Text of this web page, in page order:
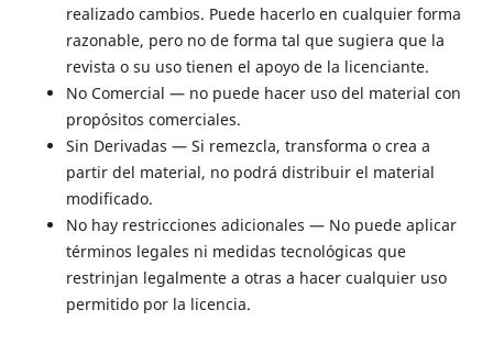
realizado cambios. Puede hacerlo en cualquier forma
razonable, pero no de forma tal que sugiera que la
revista o su uso tienen el apoyo de la licenciante.
No Comercial — no puede hacer uso del material con
propósitos comerciales.
Sin Derivadas — Si remezcla, transforma o crea a
partir del material, no podrá distribuir el material
modificado.
No hay restricciones adicionales — No puede aplicar
términos legales ni medidas tecnológicas que
restrinjan legalmente a otras a hacer cualquier uso
permitido por la licencia.